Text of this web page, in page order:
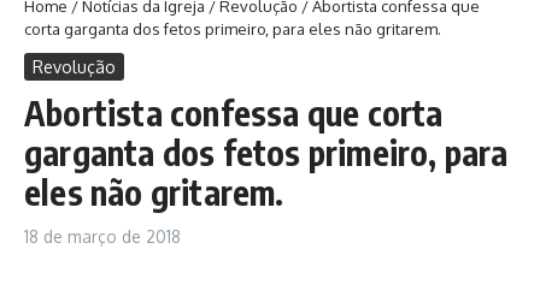
Home /Notícias da Igreja /Revolução /Abortista confessa que
corta garganta dos fetos primeiro, para eles não gritarem.
Revolução
Abortista confessa que corta
garganta dos fetos primeiro, para
eles não gritarem.
18 de março de 2018